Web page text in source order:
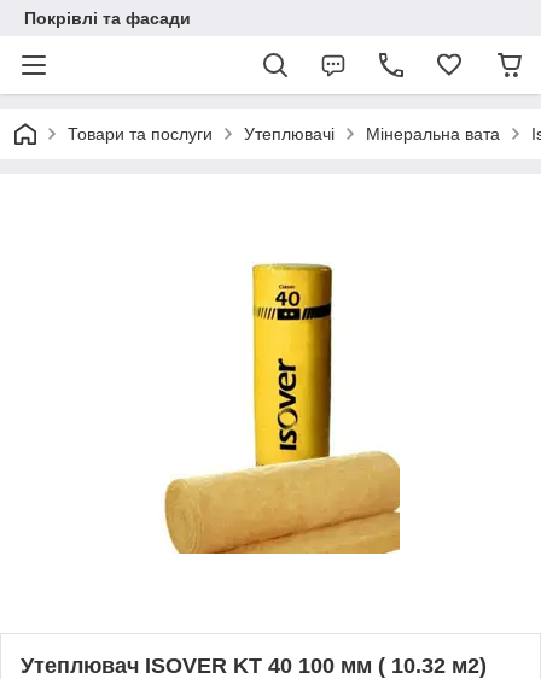
Покрівлі та фасади
Товари та послуги Утеплювачі Мінеральна вата
Утеплювач ISOVER KT 40 100 мм ( 10.32 м2)